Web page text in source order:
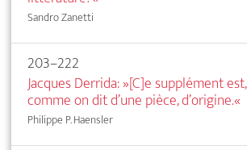
Sandro Zanetti
203–222
Jacques Derrida: »[C]e supplément est,
comme on dit d’une pièce, d’origine.«
Philippe P. Haensler